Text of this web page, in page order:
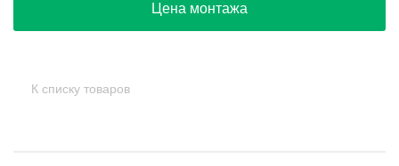
Цена монтажа
К списку товаров